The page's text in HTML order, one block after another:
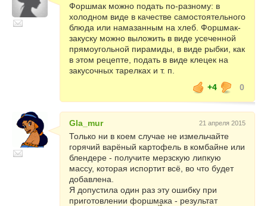
Форшмак можно подать по-разному: в
холодном виде в качестве самостоятельного
блюда или намазанным на хлеб. Форшмак-
закуску можно выложить в виде усеченной
прямоугольной пирамиды, в виде рыбки, как
в этом рецепте, подать в виде клецек на
закусочных тарелках и т. п.
+4
0
Gla_mur 21 апреля 2015
Только ни в коем случае не измельчайте
горячий варёный картофель в комбайне или
блендере - получите мерзскую липкую
массу, которая испортит всё, во что будет
добавлена.
Я допустила один раз эту ошибку при
приготовлении форшмака - результат